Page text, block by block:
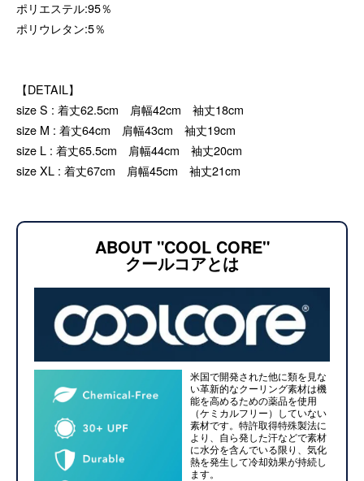
ポリエステル:95％
ポリウレタン:5％
【DETAIL】
size S : 着丈62.5cm 肩幅42cm 袖丈18cm
size M : 着丈64cm 肩幅43cm 袖丈19cm
size L : 着丈65.5cm 肩幅44cm 袖丈20cm
size XL : 着丈67cm 肩幅45cm 袖丈21cm
ABOUT "COOL CORE"
クールコアとは
米国で開発された他に類を見な
い革新的なクーリング素材は機
能を高めるための薬品を使用
（ケミカルフリー）していない
素材です。特許取得特殊製法に
より、自ら発した汗などで素材
に水分を含んでいる限り、気化
熱を発生して冷却効果が持続し
ます。